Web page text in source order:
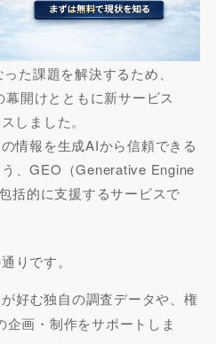
た課題を解決するため、
開けとともに新サービス
しました。
情報を生成AIから信頼できる
、GEO（Generative Engine
括的に支援するサービスで
りです。
好む独自の調査データや、権
企画・制作をサポートしま